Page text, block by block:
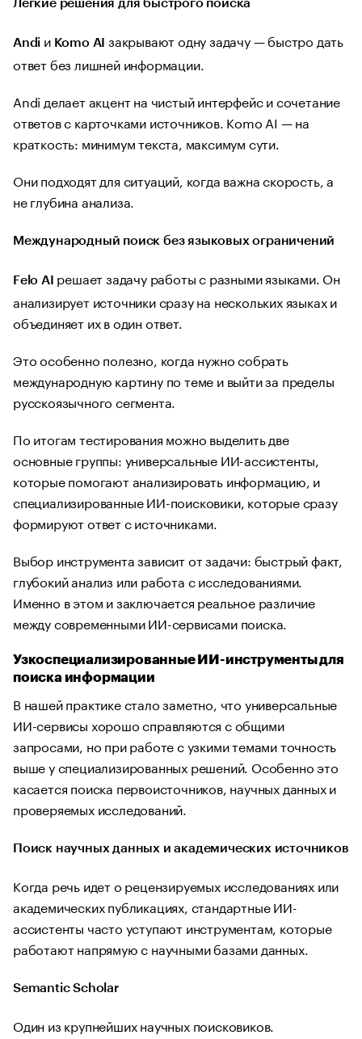
Легкие решения для быстрого поиска
Andi и Komo AI закрывают одну задачу — быстро дать
ответ без лишней информации.
Andi делает акцент на чистый интерфейс и сочетание
ответов с карточками источников. Komo AI — на
краткость: минимум текста, максимум сути.
Они подходят для ситуаций, когда важна скорость, а
не глубина анализа.
Международный поиск без языковых ограничений
Felo AI решает задачу работы с разными языками. Он
анализирует источники сразу на нескольких языках и
объединяет их в один ответ.
Это особенно полезно, когда нужно собрать
международную картину по теме и выйти за пределы
русскоязычного сегмента.
По итогам тестирования можно выделить две
основные группы: универсальные ИИ-ассистенты,
которые помогают анализировать информацию, и
специализированные ИИ-поисковики, которые сразу
формируют ответ с источниками.
Выбор инструмента зависит от задачи: быстрый факт,
глубокий анализ или работа с исследованиями.
Именно в этом и заключается реальное различие
между современными ИИ-сервисами поиска.
Узкоспециализированные ИИ-инструменты для
поиска информации
В нашей практике стало заметно, что универсальные
ИИ-сервисы хорошо справляются с общими
запросами, но при работе с узкими темами точность
выше у специализированных решений. Особенно это
касается поиска первоисточников, научных данных и
проверяемых исследований.
Поиск научных данных и академических источников
Когда речь идет о рецензируемых исследованиях или
академических публикациях, стандартные ИИ-
ассистенты часто уступают инструментам, которые
работают напрямую с научными базами данных.
Semantic Scholar
Один из крупнейших научных поисковиков.